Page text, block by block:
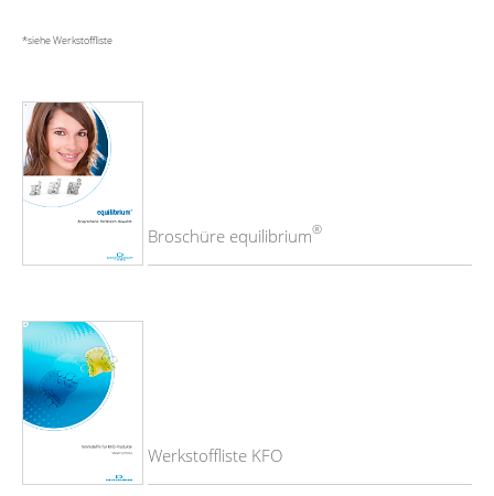
*siehe Werkstoffliste
Broschüre equilibrium®
Werkstoffliste KFO